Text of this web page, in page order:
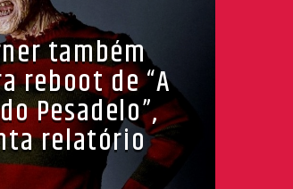
também
reboot de “A
Pesadelo”,
relatório